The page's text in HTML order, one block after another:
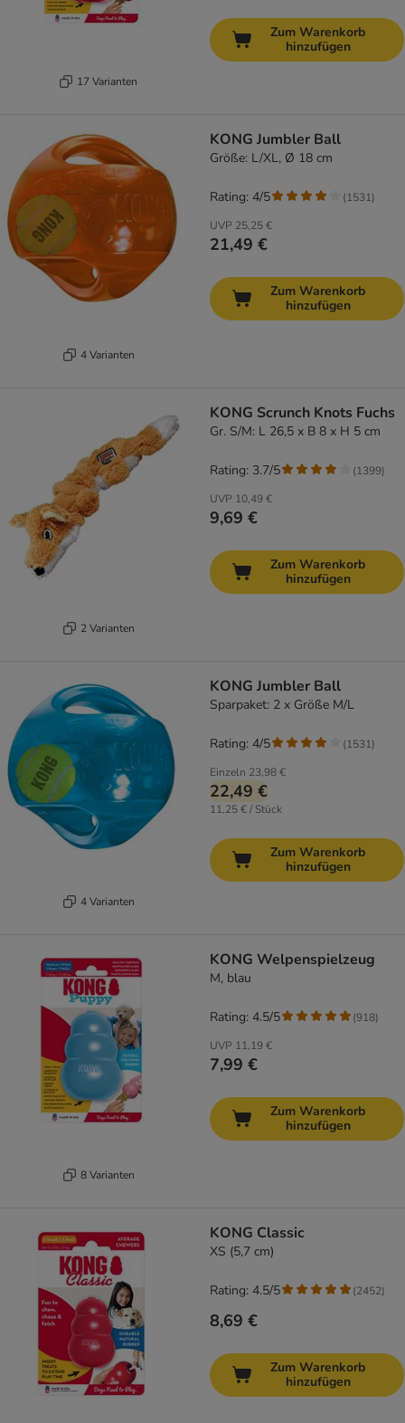
17 Varianten
Zum Warenkorb
hinzufügen
4 Varianten
KONG Jumbler Ball
Größe: L/XL, Ø 18 cm
UVP 25,25 €
21,49 €
Rating: 4/5 (1531)
Zum Warenkorb
hinzufügen
2 Varianten
KONG Scrunch Knots Fuchs
Gr. S/M: L 26,5 x B 8 x H 5 cm
UVP 10,49 €
9,69 €
Rating: 3.7/5 (1399)
Zum Warenkorb
hinzufügen
4 Varianten
KONG Jumbler Ball
Sparpaket: 2 x Größe M/L
Einzeln 23,98 €
22,49 €
11,25 € / Stück
Rating: 4/5 (1531)
Zum Warenkorb
hinzufügen
8 Varianten
KONG Welpenspielzeug
M, blau
UVP 11,19 €
7,99 €
Rating: 4.5/5 (918)
Zum Warenkorb
hinzufügen
KONG Classic
XS (5,7 cm)
8,69 €
Rating: 4.5/5 (2452)
Zum Warenkorb
hinzufügen